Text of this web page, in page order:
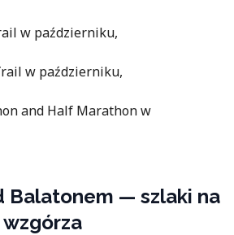
w październiku,
w październiku,
and Half Marathon w
Balatonem — szlaki na